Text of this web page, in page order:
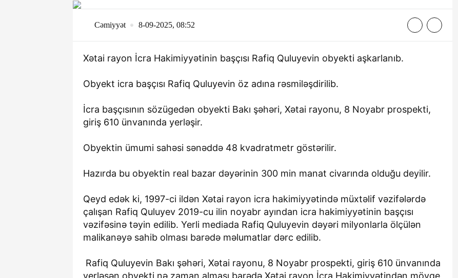
Cəmiyyət 8-09-2025, 08:52
Xətai rayon İcra Hakimiyyətinin başçısı Rafiq Quluyevin obyekti aşkarlanıb.
Obyekt icra başçısı Rafiq Quluyevin öz adına rəsmiləşdirilib.
İcra başçısının sözügedən obyekti Bakı şəhəri, Xətai rayonu, 8 Noyabr prospekti,
giriş 610 ünvanında yerləşir.
Obyektin ümumi sahəsi sənəddə 48 kvadratmetr göstərilir.
Hazırda bu obyektin real bazar dəyərinin 300 min manat civarında olduğu deyilir.
Qeyd edək ki, 1997-ci ildən Xətai rayon icra hakimiyyətində müxtəlif vəzifələrdə
çalışan Rafiq Quluyev 2019-cu ilin noyabr ayından icra hakimiyyətinin başçısı
vəzifəsinə təyin edilib. Yerli mediada Rafiq Quluyevin dəyəri milyonlarla ölçülən
malikanəyə sahib olması barədə məlumatlar dərc edilib.
Rafiq Quluyevin Bakı şəhəri, Xətai rayonu, 8 Noyabr prospekti, giriş 610 ünvanında
yerləşən obyekti nə zaman alması barədə Xətai rayon İcra Hakimiyyətindən mövqe